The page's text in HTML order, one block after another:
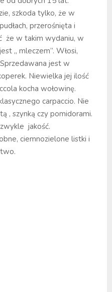
szkoda tylko, że w
przerośnięta i
że w takim wydaniu, w
„ mleczem”. Włosi,
jest w
Niewielka jej ilość
kocha wołowinę.
carpaccio. Nie
, szynką czy pomidorami.
jakość.
ciemnozielone listki i